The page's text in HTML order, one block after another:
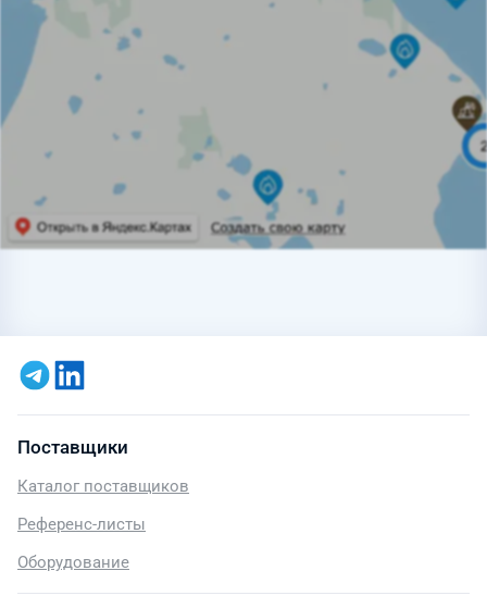
Поставщики
Каталог поставщиков
Референс-листы
Оборудование